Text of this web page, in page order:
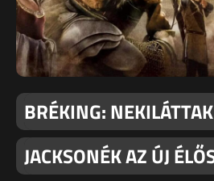
BRÉKING:
JACKSONÉK AZ ÚJ